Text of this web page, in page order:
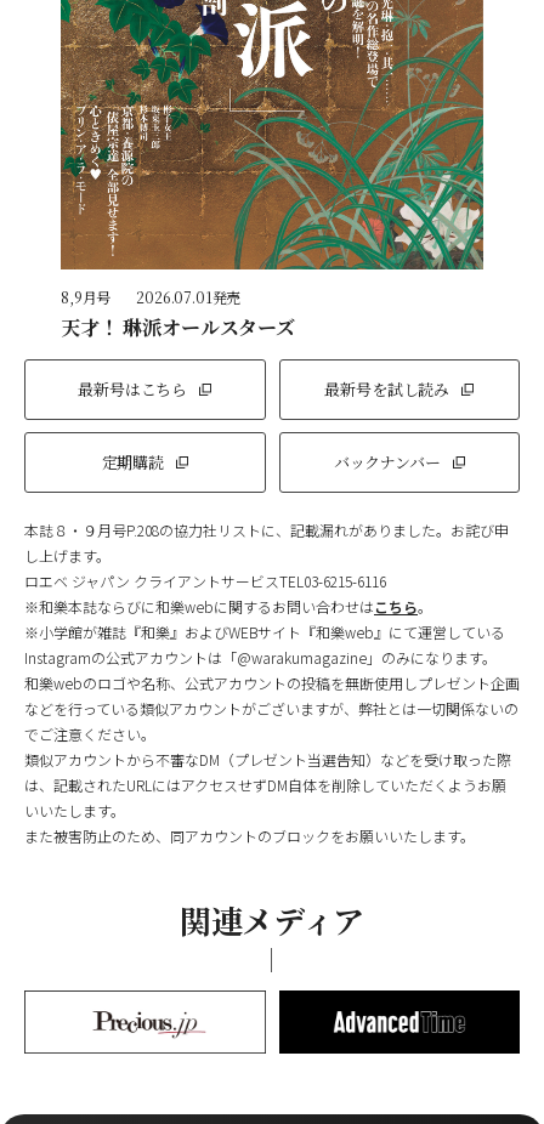
8,9月号 2026.07.01発売
天才！ 琳派オールスターズ
最新号はこちら 最新号を試し読み
定期購読 バックナンバー
本誌８・９月号P.208の協力社リストに、記載漏れがありました。お詫び申
し上げます。
ロエベ ジャパン クライアントサービスTEL03-6215-6116
※和樂本誌ならびに和樂webに関するお問い合わせはこちら。
※小学館が雑誌『和樂』およびWEBサイト『和樂web』にて運営している
Instagramの公式アカウントは「@warakumagazine」のみになります。
和樂webのロゴや名称、公式アカウントの投稿を無断使用しプレゼント企画
などを行っている類似アカウントがございますが、弊社とは一切関係ないの
でご注意ください。
類似アカウントから不審なDM（プレゼント当選告知）などを受け取った際
は、記載されたURLにはアクセスせずDM自体を削除していただくようお願
いいたします。
また被害防止のため、同アカウントのブロックをお願いいたします。
関連メディア